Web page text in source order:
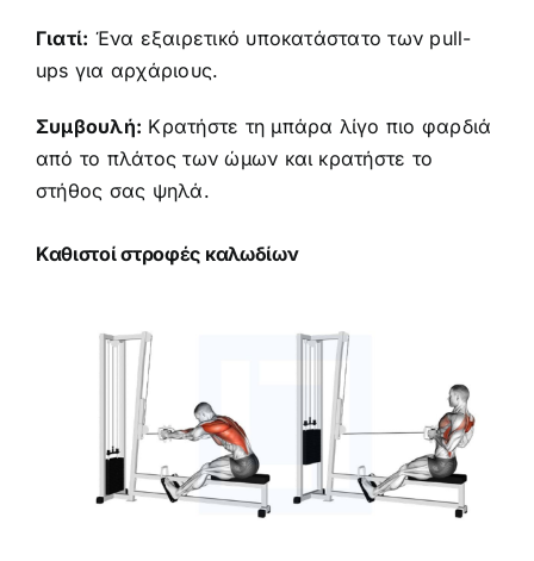
Γιατί: Ένα εξαιρετικό υποκατάστατο των pull-
ups για αρχάριους.
Συμβουλή: Κρατήστε τη μπάρα λίγο πιο φαρδιά
από το πλάτος των ώμων και κρατήστε το
στήθος σας ψηλά.
Καθιστοί στροφές καλωδίων